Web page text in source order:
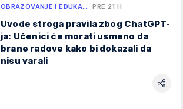
OBRAZOVANJE I EDUKA… PRE 21 H
Uvode stroga pravila zbog ChatGPT-
ja: Učenici će morati usmeno da
brane radove kako bi dokazali da
nisu varali